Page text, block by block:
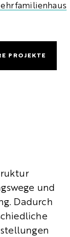
PROJEKTE
und
Dadurch